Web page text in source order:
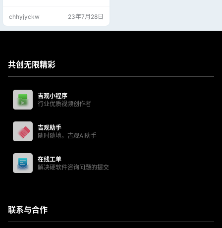
t/9f39a0336e002c7780a90ccc2
119d6639e24f153ff3d84b7f5963
75…
chhyjyckw 23年7月28日
共创无限精彩
吉观小程序
行业优质视频创作者
吉观助手
随时随地，吉观AI助手
在线工单
解决硬软件咨询问题的提交
联系与合作